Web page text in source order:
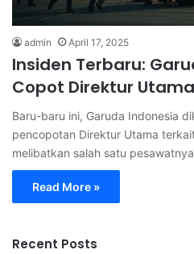
admin April 17, 2025
Insiden Terbaru:
Copot Direktur Utama
Baru-baru ini, Garuda Indonesia
pencopotan Direktur Utama
melibatkan salah satu
Read More »
Recent Posts